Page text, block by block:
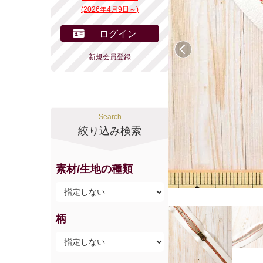
(2026年4月9日～)
ログイン
新規会員登録
Search
絞り込み検索
素材/生地の種類
柄
前へ